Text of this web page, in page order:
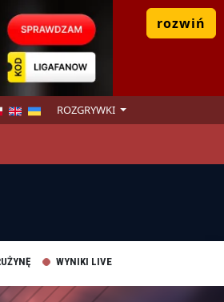
rozwiń
ROZGRYWKI
WYNIKI LIVE